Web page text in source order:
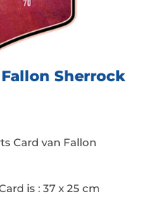
Sherrock
Card van Fallon
is : 37 x 25 cm